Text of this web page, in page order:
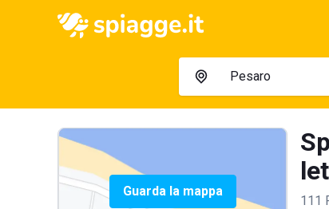
Guarda la mappa
111